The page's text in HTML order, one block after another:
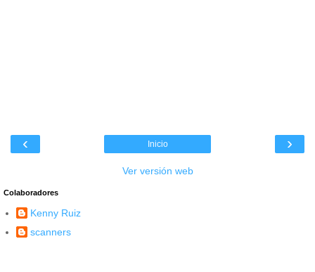
‹ ›
Inicio
Ver versión web
Colaboradores
Kenny Ruiz
scanners